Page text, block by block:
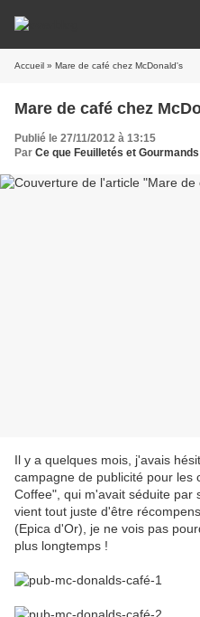
Accueil » Mare de café chez McDonald's
Mare de café chez
Publié le 27/11/2012 à 13:15
Par Ce que Feuilletés et
Il y a quelques mois, j'avais
campagne de publicité pour les
Coffee", qui m'avait séduite par
vient tout juste d'être
(Epica d'Or), je ne vois pas
plus longtemps !